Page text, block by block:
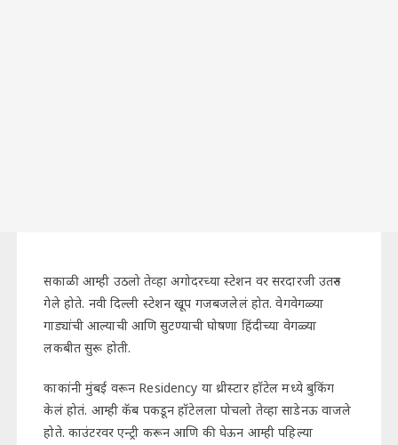
सकाळी आम्ही उठलो तेव्हा अगोदरच्या स्टेशन वर सरदारजी उतरुन
गेले होते. नवी दिल्ली स्टेशन खूप गजबजलेलं होत. वेगवेगळ्या
गाड्यांची आल्याची आणि सुटण्याची घोषणा हिंदीच्या वेगळ्या
लकबीत सुरू होती.
काकांनी मुंबई वरून Residency या थ्रीस्टार हॉटेल मध्ये बुकिंग
केलं होतं. आम्ही कॅब पकडून हॉटेलला पोचलो तेव्हा साडेनऊ वाजले
होते. काउंटरवर एन्ट्री करून आणि की घेऊन आम्ही पहिल्या